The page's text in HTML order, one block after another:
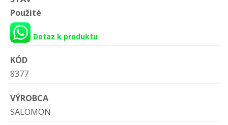
Použité
Dotaz k produktu
KÓD
8377
VÝROBCA
SALOMON